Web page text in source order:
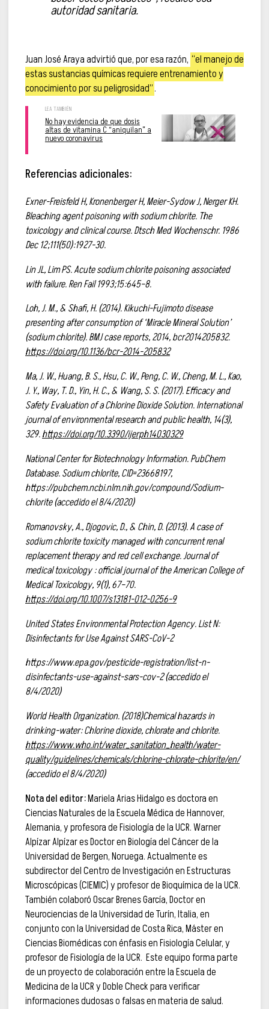
autoridad sanitaria.
Juan José Araya advirtió que, por esa razón, “el manejo de
estas sustancias químicas requiere entrenamiento y
conocimiento por su peligrosidad”.
No hay evidencia de que dosis
altas de vitamina C “aniquilan” a
nuevo coronavirus
Referencias adicionales:
Exner-Freisfeld H, Kronenberger H, Meier-Sydow J, Nerger KH.
Bleaching agent poisoning with sodium chlorite. The
toxicology and clinical course. Dtsch Med Wochenschr. 1986
Dec 12;111(50):1927-30.
Lin JL, Lim PS. Acute sodium chlorite poisoning associated
with failure. Ren Fail 1993;15:645–8.
Loh, J. M., & Shafi, H. (2014). Kikuchi-Fujimoto disease
presenting after consumption of ‘Miracle Mineral Solution’
(sodium chlorite). BMJ case reports, 2014, bcr2014205832.
https://doi.org/10.1136/bcr-2014-205832
Ma, J. W., Huang, B. S., Hsu, C. W., Peng, C. W., Cheng, M. L., Kao,
J. Y., Way, T. D., Yin, H. C., & Wang, S. S. (2017). Efficacy and
Safety Evaluation of a Chlorine Dioxide Solution. International
journal of environmental research and public health, 14(3),
329.https://doi.org/10.3390/ijerph14030329
National Center for Biotechnology Information. PubChem
Database. Sodium chlorite, CID=23668197,
https://pubchem.ncbi.nlm.nih.gov/compound/Sodium-
chlorite (accedido el 8/4/2020)
Romanovsky, A., Djogovic, D., & Chin, D. (2013). A case of
sodium chlorite toxicity managed with concurrent renal
replacement therapy and red cell exchange. Journal of
medical toxicology : official journal of the American College of
Medical Toxicology, 9(1), 67–70.
https://doi.org/10.1007/s13181-012-0256-9
United States Environmental Protection Agency. List N:
Disinfectants for Use Against SARS-CoV-2
https://www.epa.gov/pesticide-registration/list-n-
disinfectants-use-against-sars-cov-2 (accedido el
8/4/2020)
World Health Organization. (2018)Chemical hazards in
drinking-water: Chlorine dioxide, chlorate and chlorite.
https://www.who.int/water_sanitation_health/water-
quality/guidelines/chemicals/chlorine-chlorate-chlorite/en/
(accedido el 8/4/2020)
Nota del editor:Mariela Arias Hidalgo es doctora en
Ciencias Naturales de la Escuela Médica de Hannover,
Alemania, y profesora de Fisiología de la UCR. Warner
Alpízar Alpízar es Doctor en Biología del Cáncer de la
Universidad de Bergen, Noruega. Actualmente es
subdirector del Centro de Investigación en Estructuras
Microscópicas (CIEMIC) y profesor de Bioquímica de la UCR.
También colaboró Oscar Brenes García, Doctor en
Neurociencias de la Universidad de Turín, Italia, en
conjunto con la Universidad de Costa Rica, Máster en
Ciencias Biomédicas con énfasis en Fisiología Celular, y
profesor de Fisiología de la UCR. Este equipo forma parte
de un proyecto de colaboración entre la Escuela de
Medicina de la UCR y Doble Check para verificar
informaciones dudosas o falsas en materia de salud.